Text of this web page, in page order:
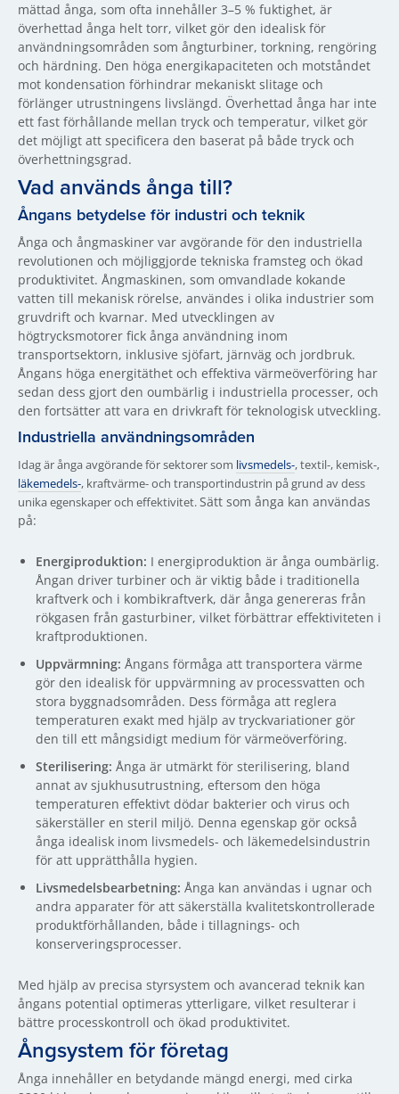
mättad ånga, som ofta innehåller 3–5 % fuktighet, är
överhettad ånga helt torr, vilket gör den idealisk för
användningsområden som ångturbiner, torkning, rengöring
och härdning. Den höga energikapaciteten och motståndet
mot kondensation förhindrar mekaniskt slitage och
förlänger utrustningens livslängd. Överhettad ånga har inte
ett fast förhållande mellan tryck och temperatur, vilket gör
det möjligt att specificera den baserat på både tryck och
överhettningsgrad.
Vad används ånga till?
Ångans betydelse för industri och teknik
Ånga och ångmaskiner var avgörande för den industriella
revolutionen och möjliggjorde tekniska framsteg och ökad
produktivitet. Ångmaskinen, som omvandlade kokande
vatten till mekanisk rörelse, användes i olika industrier som
gruvdrift och kvarnar. Med utvecklingen av
högtrycksmotorer fick ånga användning inom
transportsektorn, inklusive sjöfart, järnväg och jordbruk.
Ångans höga energitäthet och effektiva värmeöverföring har
sedan dess gjort den oumbärlig i industriella processer, och
den fortsätter att vara en drivkraft för teknologisk utveckling.
Industriella användningsområden
Idag är ånga avgörande för sektorer som livsmedels-, textil-, kemisk-,
läkemedels-, kraftvärme- och transportindustrin på grund av dess
unika egenskaper och effektivitet.Sätt som ånga kan användas
på:
Energiproduktion: I energiproduktion är ånga oumbärlig.
Ångan driver turbiner och är viktig både i traditionella
kraftverk och i kombikraftverk, där ånga genereras från
rökgasen från gasturbiner, vilket förbättrar effektiviteten i
kraftproduktionen.
Uppvärmning: Ångans förmåga att transportera värme
gör den idealisk för uppvärmning av processvatten och
stora byggnadsområden. Dess förmåga att reglera
temperaturen exakt med hjälp av tryckvariationer gör
den till ett mångsidigt medium för värmeöverföring.
Sterilisering: Ånga är utmärkt för sterilisering, bland
annat av sjukhusutrustning, eftersom den höga
temperaturen effektivt dödar bakterier och virus och
säkerställer en steril miljö. Denna egenskap gör också
ånga idealisk inom livsmedels- och läkemedelsindustrin
för att upprätthålla hygien.
Livsmedelsbearbetning: Ånga kan användas i ugnar och
andra apparater för att säkerställa kvalitetskontrollerade
produktförhållanden, både i tillagnings- och
konserveringsprocesser.
Med hjälp av precisa styrsystem och avancerad teknik kan
ångans potential optimeras ytterligare, vilket resulterar i
bättre processkontroll och ökad produktivitet.
Ångsystem för företag
Ånga innehåller en betydande mängd energi, med cirka